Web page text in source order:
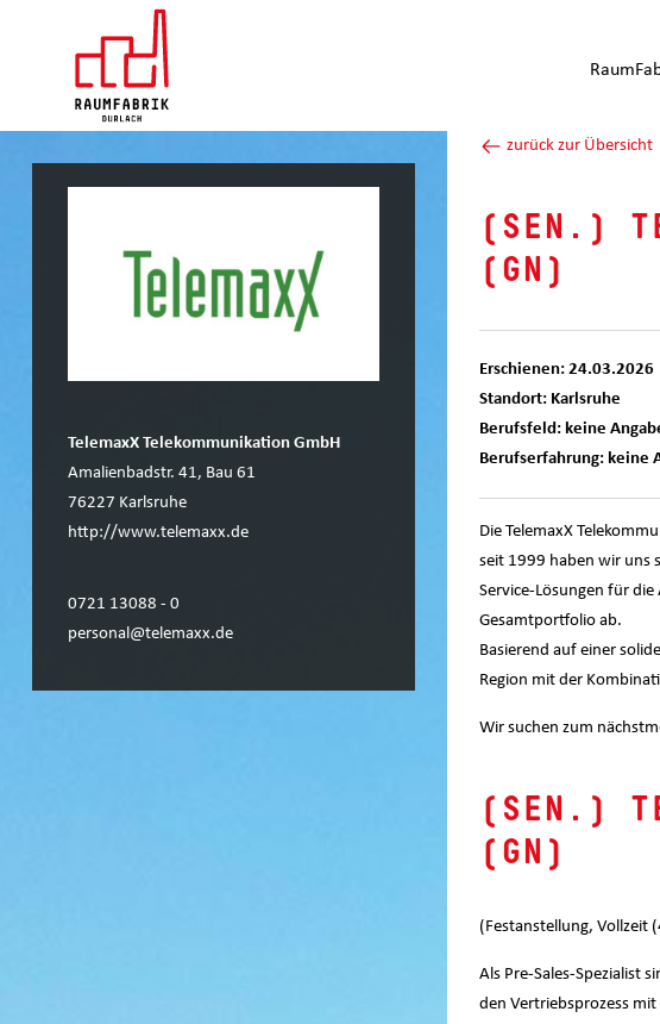
TelemaxX Telekommunikation GmbH
Amalienbadstr. 41, Bau 61
76227 Karlsruhe
http://www.telemaxx.de
0721 13088 - 0
personal@telemaxx.de
zurück zur Übersicht
(SEN.)
(GN)
Erschienen: 24.03.2026
Standort: Karlsruhe
Berufsfeld: keine
Berufserfahrung: keine
Die TelemaxX
seit 1999 haben wir uns
Service-Lösungen für
Gesamtportfolio ab.
Basierend auf einer
Region mit der
Wir suchen zum
(SEN.)
(GN)
(Festanstellung, Vollzeit
Als Pre-Sales-Spezialist
den Vertriebsprozess